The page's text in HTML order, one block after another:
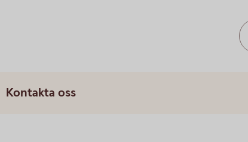
Kontakta oss